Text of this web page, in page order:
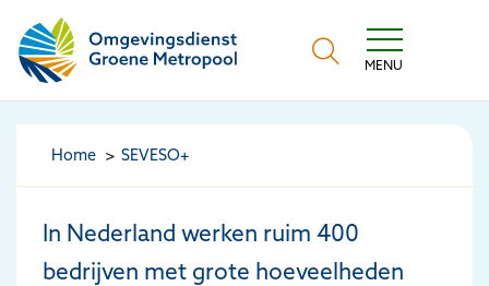
Omgevingsdienst Groene Metropool
MENU
Home SEVESO+
In Nederland werken ruim 400
bedrijven met grote hoeveelheden